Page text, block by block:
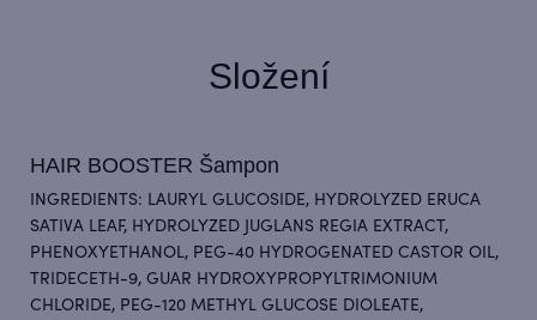
Složení
HAIR BOOSTER Šampon
INGREDIENTS: LAURYL GLUCOSIDE, HYDROLYZED ERUCA
SATIVA LEAF, HYDROLYZED JUGLANS REGIA EXTRACT,
PHENOXYETHANOL, PEG-40 HYDROGENATED CASTOR OIL,
TRIDECETH-9, GUAR HYDROXYPROPYLTRIMONIUM
CHLORIDE, PEG-120 METHYL GLUCOSE DIOLEATE,